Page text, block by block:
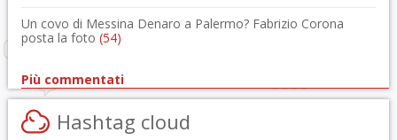
Un covo di Messina Denaro a Palermo? Fabrizio Corona
posta la foto (54)
Più commentati
Hashtag cloud